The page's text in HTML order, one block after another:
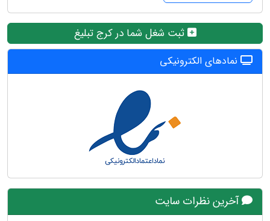
ثبت شغل شما در کرج تبلیغ
نمادهای الکترونیکی
آخرین نظرات سایت